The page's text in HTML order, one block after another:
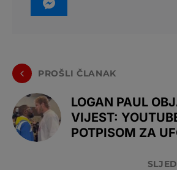
PROŠLI ČLANAK
LOGAN PAUL
VIJEST:
POTPISOM ZA